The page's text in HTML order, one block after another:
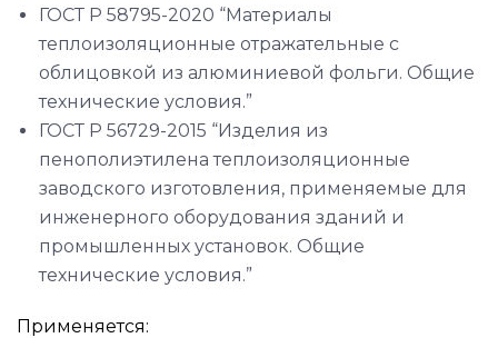
ГОСТ Р 58795-2020 “Материалы
теплоизоляционные отражательные с
облицовкой из алюминиевой фольги. Общие
технические условия.”
ГОСТ Р 56729-2015 “Изделия из
пенополиэтилена теплоизоляционные
заводского изготовления, применяемые для
инженерного оборудования зданий и
промышленных установок. Общие
технические условия.”
Применяется: